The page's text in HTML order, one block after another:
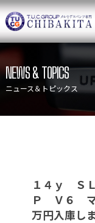
ニュース
目玉車両一覧
保証＆サービス
TUCとは？
納車blog
NEWS & TOPICS
ニュース＆トピックス
１４ｙ Ｓ
Ｐ Ｖ６
万円入庫し